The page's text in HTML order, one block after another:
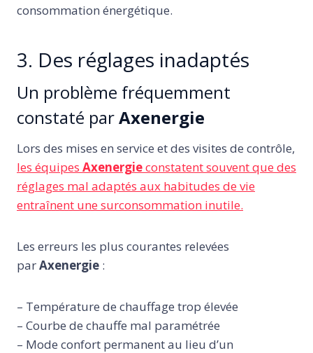
consommation énergétique.
3. Des réglages inadaptés
Un problème fréquemment
constaté parAxenergie
Lors des mises en service et des visites de contrôle,
les équipes Axenergieconstatent souvent que des
réglages mal adaptés aux habitudes de vie
entraînent une surconsommation inutile.
Les erreurs les plus courantes relevées
parAxenergie :
– Température de chauffage trop élevée
– Courbe de chauffe mal paramétrée
– Mode confort permanent au lieu d’un